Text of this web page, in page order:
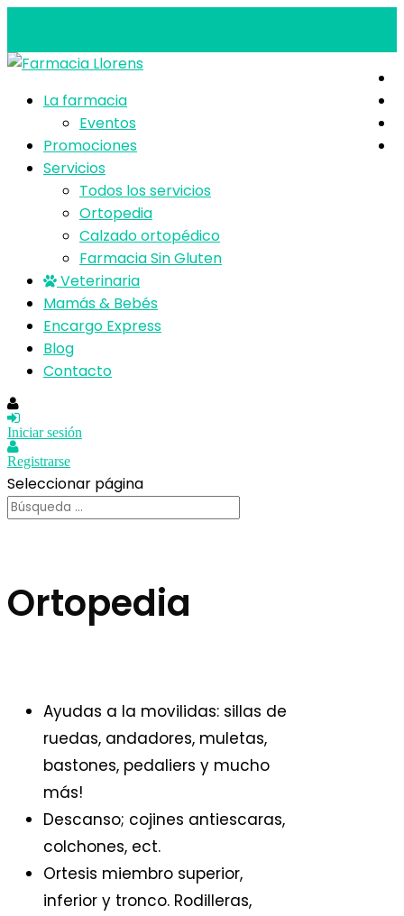
La farmacia
Eventos
Promociones
Servicios
Todos los servicios
Ortopedia
Calzado ortopédico
Farmacia Sin Gluten
Veterinaria
Mamás & Bebés
Encargo Express
Blog
Contacto
Iniciar sesión
Registrarse
Seleccionar página
Ortopedia
Ayudas a la movilidas: sillas de
ruedas, andadores, muletas,
bastones, pedaliers y mucho
más!
Descanso; cojines antiescaras,
colchones, ect.
Ortesis miembro superior,
inferior y tronco. Rodilleras,